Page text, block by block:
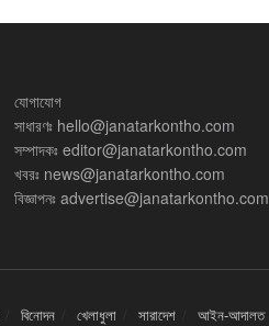
যোগাযোগ
সাধারণঃ hello@janatarkontho.com
সম্পাদকঃ editor@janatarkontho.com
খবরঃ news@janatarkontho.com
বিজ্ঞাপনঃ advertise@janatarkontho.com
বিনোদন খেলাধুলা সারাদেশ আইন-আদালত